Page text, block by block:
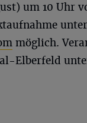
um 10 Uhr
unter
möglich.
Elberfeld